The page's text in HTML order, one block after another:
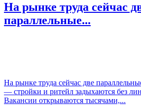
На рынке труда сейчас
параллельные...
На рынке труда сейчас две
— стройки и ритейл задыхаются без
Вакансии открываются тысячами,...